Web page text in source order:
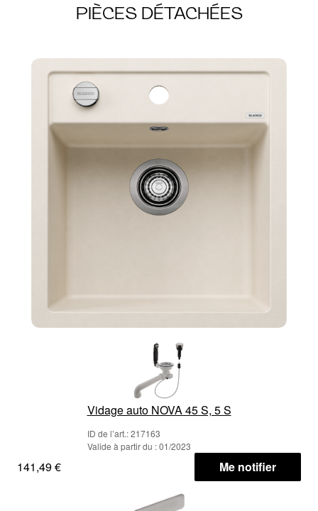
PIÈCES DÉTACHÉES
Vidage auto NOVA 45 S, 5 S
ID de l’art.: 217163
Valide à partir du : 01/2023
141,49 € Me notifier